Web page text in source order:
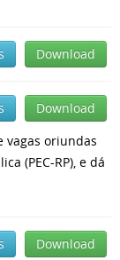
Download
Download
vagas oriundas
(PEC-RP), e dá
Download